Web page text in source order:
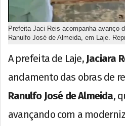
Prefeita Jaci Reis acompanha avanço
Ranulfo José de Almeida, em Laje.
A prefeita de Laje, Jaciara
andamento das obras de
Ranulfo José de Almeida,
avançando com a